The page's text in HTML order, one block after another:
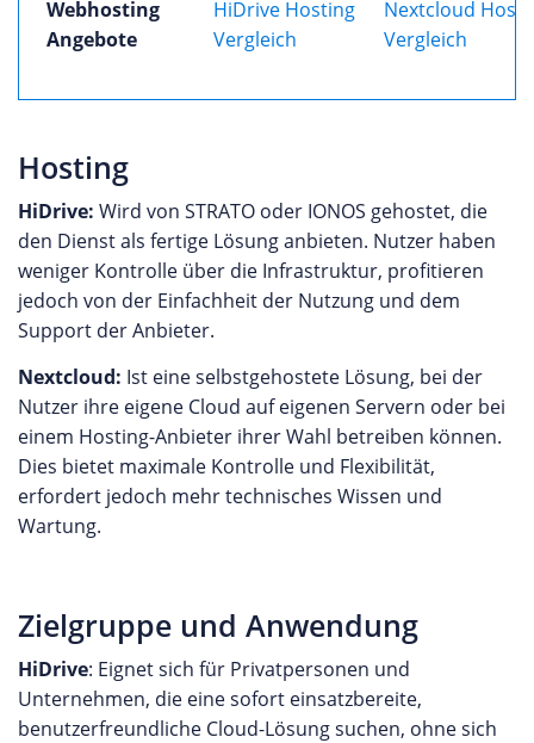
Webhosting
Angebote
HiDrive Hosting
Vergleich
Nextcloud
Vergleich
Hosting
HiDrive: Wird von STRATO oder IONOS gehostet, die
den Dienst als fertige Lösung anbieten. Nutzer haben
weniger Kontrolle über die Infrastruktur, profitieren
jedoch von der Einfachheit der Nutzung und dem
Support der Anbieter.
Nextcloud: Ist eine selbstgehostete Lösung, bei der
Nutzer ihre eigene Cloud auf eigenen Servern oder bei
einem Hosting-Anbieter ihrer Wahl betreiben können.
Dies bietet maximale Kontrolle und Flexibilität,
erfordert jedoch mehr technisches Wissen und
Wartung.
Zielgruppe und Anwendung
HiDrive: Eignet sich für Privatpersonen und
Unternehmen, die eine sofort einsatzbereite,
benutzerfreundliche Cloud-Lösung suchen, ohne sich